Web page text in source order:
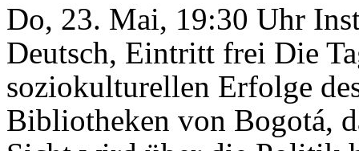
Do, 23. Mai, 19:30 Uhr
Deutsch, Eintritt frei Die
soziokulturellen Erfolge
Bibliotheken von Bogotá,